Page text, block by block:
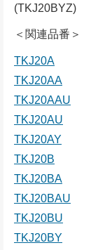
(TKJ20BYZ)
＜関連品番＞
TKJ20A
TKJ20AA
TKJ20AAU
TKJ20AU
TKJ20AY
TKJ20B
TKJ20BA
TKJ20BAU
TKJ20BU
TKJ20BY